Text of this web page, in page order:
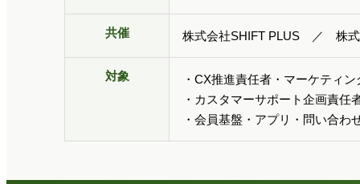
共催 株式会社SHIFT PLUS ／ 株式
対象
・CX推進責任者・マーケティ
・カスタマーサポート企画責任
・会員基盤・アプリ・問い合わ